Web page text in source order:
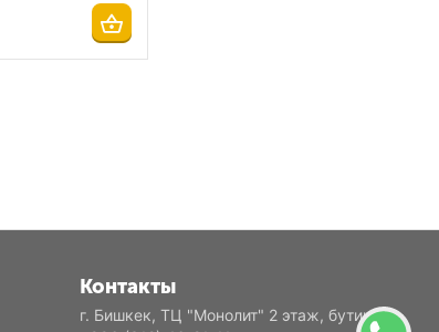
Контакты
г. Бишкек, ТЦ "Монолит" 2 этаж, бутик Е2